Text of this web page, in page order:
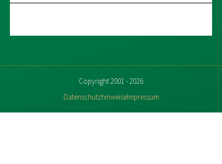
Copyright 2001 - 2026
DatenschutzhinweiseImpressum